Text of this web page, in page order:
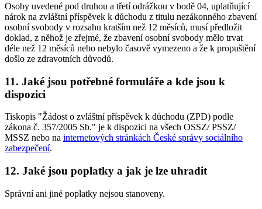
Osoby uvedené pod druhou a třetí odrážkou v bodě 04, uplatňující
nárok na zvláštní příspěvek k důchodu z titulu nezákonného zbavení
osobní svobody v rozsahu kratším než 12 měsíců, musí předložit
doklad, z něhož je zřejmé, že zbavení osobní svobody mělo trvat
déle než 12 měsíců nebo nebylo časově vymezeno a že k propuštění
došlo ze zdravotních důvodů.
11. Jaké jsou potřebné formuláře a kde jsou k
dispozici
Tiskopis "Žádost o zvláštní příspěvek k důchodu (ZPD) podle
zákona č. 357/2005 Sb." je k dispozici na všech OSSZ/ PSSZ/
MSSZ nebo na internetových stránkách České správy sociálního
zabezpečení.
12. Jaké jsou poplatky a jak je lze uhradit
Správní ani jiné poplatky nejsou stanoveny.